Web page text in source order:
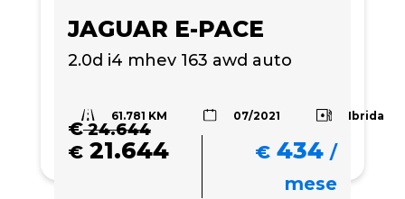
JAGUAR E-PACE
2.0d i4 mhev 163 awd auto
61.781 KM 07/2021 Ibrida
€24.644
€ 21.644 € 434 /
mese